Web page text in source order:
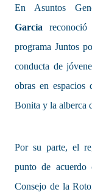
En Asuntos
García
programa Juntos
conducta de
obras en espacios
Bonita y la alberca
Por su parte, el
punto de acuerdo
Consejo de la